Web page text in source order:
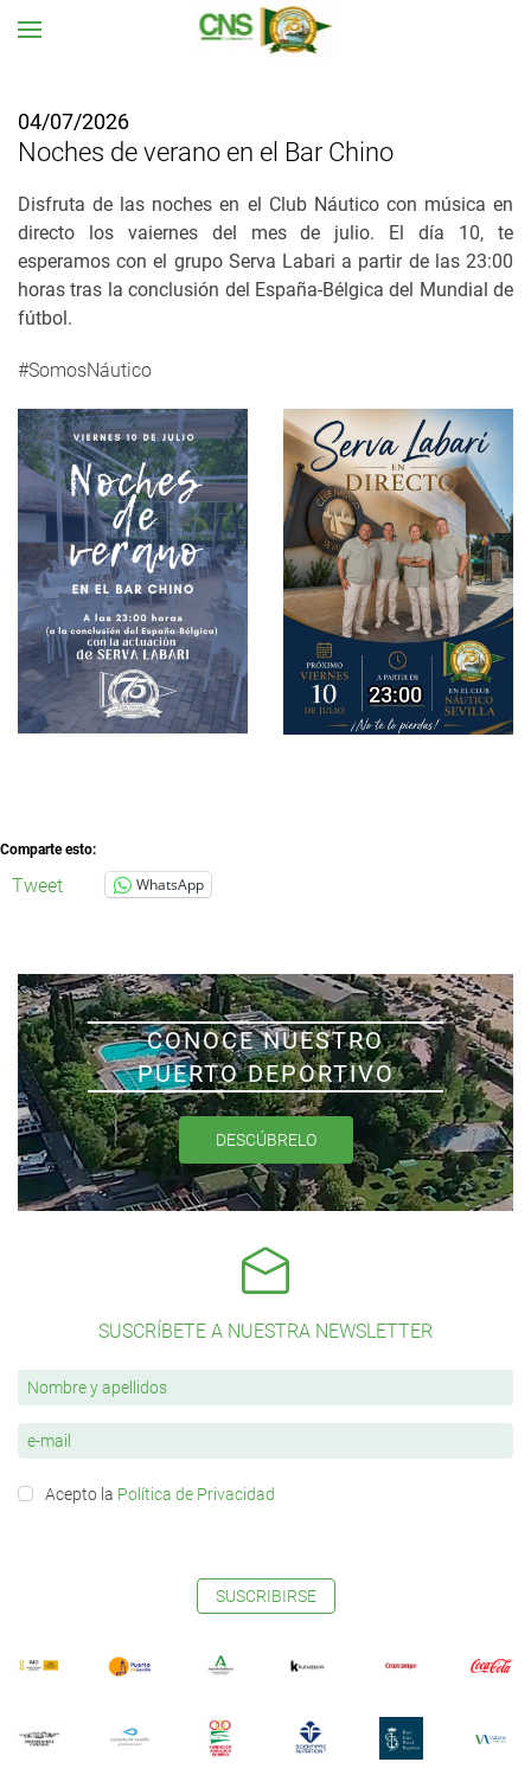
04/07/2026
Noches de verano en el Bar Chino
Disfruta de las noches en el Club Náutico con música en
directo los vaiernes del mes de julio. El día 10, te
esperamos con el grupo Serva Labari a partir de las 23:00
horas tras la conclusión del España-Bélgica del Mundial de
fútbol.
#SomosNáutico
Comparte esto:
Tweet WhatsApp
CONOCE NUESTRO
PUERTO DEPORTIVO
DESCÚBRELO
SUSCRÍBETE A NUESTRA NEWSLETTER
Acepto la Política de Privacidad
SUSCRIBIRSE